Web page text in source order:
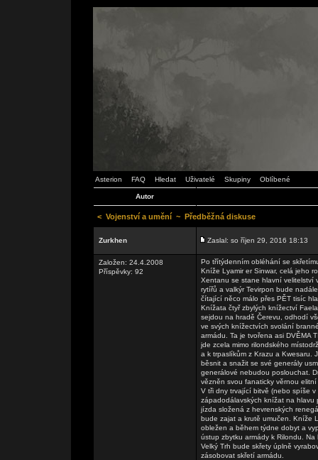
Asterion FAQ Hledat Uživatelé Skupiny Oblíbené
Autor
< Vojenství a umění ~ Předběžná diskuse
Zurkhen Zaslal: so říjen 29, 2016 18:13
Založen: 24.4.2008
Příspěvky: 92
Po třítýdenním obléhání se
Kníže Lyamir er Sinwar, celá jeho
Xentanu se stane hlavní velitelství
rytířů a valkýr Tevirpon bude
čítající něco málo přes PĚT tisíc
Knížata čtyř zbylých knížectví
sejdou na hradě Čerevu, odhodí
ve svých knížectvích svolání
armádu. Ta je tvořena asi DVĚMA
jde zcela mimo rilondského
a k trpaslíkům z Krazu a Kwesaru.
běsnit a snažit se své generály
generálové nebudou poslouchat.
vězněn svou fanaticky věrnou
V tři dny trvající bitvě (nebo spíše
západodálavských knížat na hlavu
jízda složená z hevrenských
bude zajat a krutě umučen. Kníže
obležen a během týdne dobyt a
ústup zbytku armády k Rilondu.
Velký Trh bude skřety úplně
zásobovat skřetí armádu.